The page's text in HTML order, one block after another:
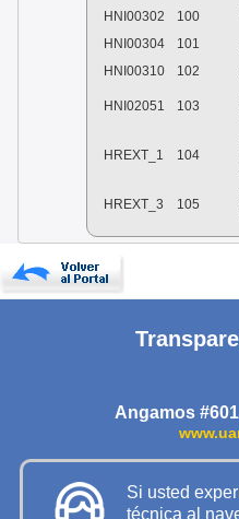
HNI00302
100
HNI00304
101
HNI00310
102
HNI02051 103
HREXT_1 104
HREXT_3 105
Angamos
Si usted
técnica al